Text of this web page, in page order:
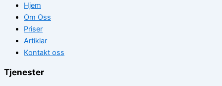
Hjem
Om Oss
Priser
Artiklar
Kontakt oss
Tjenester